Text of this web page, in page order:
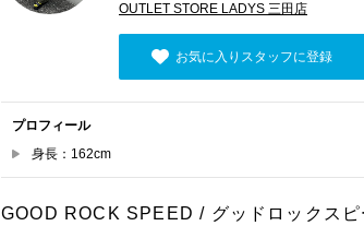
OUTLET STORE LADYS 三田店
お気に入りスタッフに登録
プロフィール
身長：162cm
GOOD ROCK SPEED / グッドロックス